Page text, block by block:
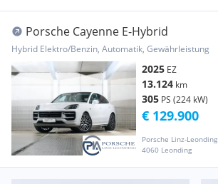
Porsche Cayenne E-Hybrid
Hybrid Elektro/Benzin, Automatik, Gewährleistung
2025 EZ
13.124 km
305 PS (224 kW)
Porsche Linz-Leonding
4060 Leonding
€ 129.900